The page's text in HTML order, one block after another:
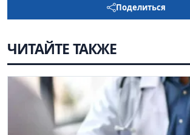
Поделиться
ЧИТАЙТЕ ТАКЖЕ